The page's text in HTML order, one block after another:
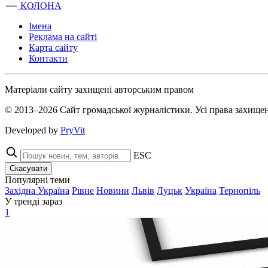
КОЛОНА
Імена
Реклама на сайті
Карта сайту
Контакти
Матеріали сайту захищені авторським правом
© 2013–2026 Сайт громадської журналістики. Усі права
Developed by PryVit
ESC
Скасувати
Популярні теми
Західна Україна Рівне Новини Львів Луцьк Україна Тернопіль
У тренді зараз
1